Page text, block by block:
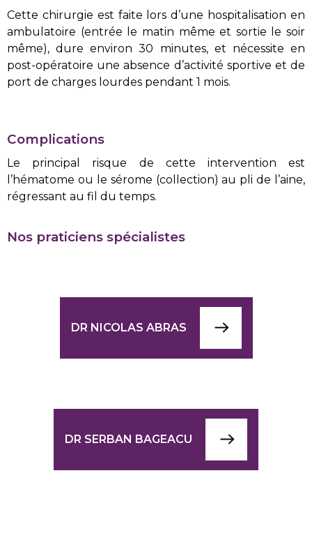
Cette chirurgie est faite lors d’une hospitalisation en
ambulatoire (entrée le matin même et sortie le soir
même), dure environ 30 minutes, et nécessite en
post-opératoire une absence d’activité sportive et de
port de charges lourdes pendant 1 mois.
Complications
Le principal risque de cette intervention est
l’hématome ou le sérome (collection) au pli de l’aine,
régressant au fil du temps.
Nos praticiens spécialistes
DR NICOLAS ABRAS
DR SERBAN BAGEACU